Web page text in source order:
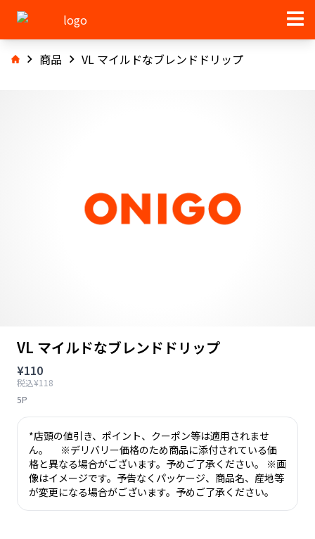
商品 VL マイルドなブレンドドリップ
VL マイルドなブレンドドリップ
¥110
税込¥118
5P
*店頭の値引き、ポイント、クーポン等は適用されませ
ん。 ※デリバリー価格のため商品に添付されている価
格と異なる場合がございます。予めご了承ください。 ※画
像はイメージです。予告なくパッケージ、商品名、産地等
が変更になる場合がございます。予めご了承ください。